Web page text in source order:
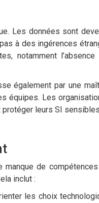
Les données sont
à des ingérences
notamment
également par une
équipes. Les
leurs SI
de compétences
inclut :
les choix